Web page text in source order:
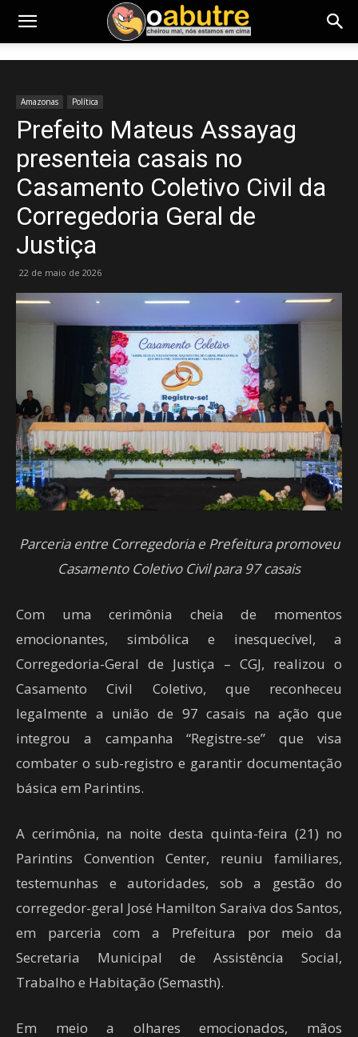
Amazonas Política
Prefeito Mateus Assayag
presenteia casais no
Casamento Coletivo Civil da
Corregedoria Geral de
Justiça
22 de maio de 2026
Parceria entre Corregedoria e Prefeitura promoveu
Casamento Coletivo Civil para 97 casais
Com uma cerimônia cheia de momentos
emocionantes, simbólica e inesquecível, a
Corregedoria-Geral de Justiça – CGJ, realizou o
Casamento Civil Coletivo, que reconheceu
legalmente a união de 97 casais na ação que
integrou a campanha “Registre-se” que visa
combater o sub-registro e garantir documentação
básica em Parintins.
A cerimônia, na noite desta quinta-feira (21) no
Parintins Convention Center, reuniu familiares,
testemunhas e autoridades, sob a gestão do
corregedor-geral José Hamilton Saraiva dos Santos,
em parceria com a Prefeitura por meio da
Secretaria Municipal de Assistência Social,
Trabalho e Habitação (Semasth).
Em meio a olhares emocionados, mãos